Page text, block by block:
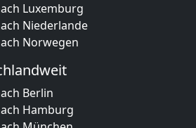
Luxemburg
Niederlande
Norwegen
Berlin
Hamburg